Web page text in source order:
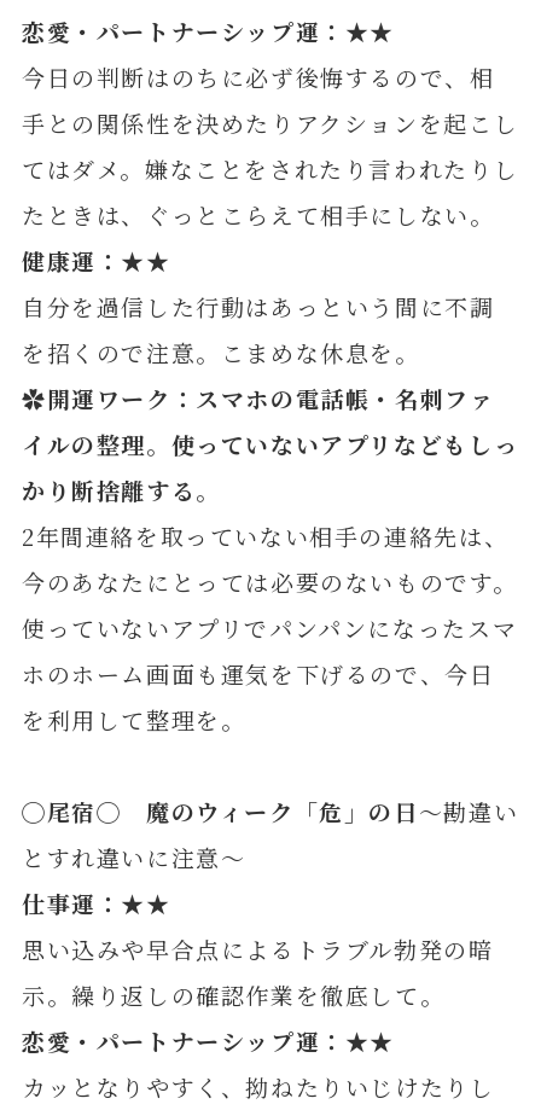
恋愛・パートナーシップ運：★★
今日の判断はのちに必ず後悔するので、相
手との関係性を決めたりアクションを起こし
てはダメ。嫌なことをされたり言われたりし
たときは、ぐっとこらえて相手にしない。
健康運：★★
自分を過信した行動はあっという間に不調
を招くので注意。こまめな休息を。
✿開運ワーク：スマホの電話帳・名刺ファ
イルの整理。使っていないアプリなどもしっ
かり断捨離する。
2年間連絡を取っていない相手の連絡先は、
今のあなたにとっては必要のないものです。
使っていないアプリでパンパンになったスマ
ホのホーム画面も運気を下げるので、今日
を利用して整理を。
◯尾宿◯ 魔のウィーク「危」の日～勘違い
とすれ違いに注意～
仕事運：★★
思い込みや早合点によるトラブル勃発の暗
示。繰り返しの確認作業を徹底して。
恋愛・パートナーシップ運：★★
カッとなりやすく、拗ねたりいじけたりし